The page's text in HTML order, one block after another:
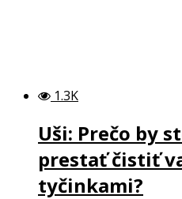
1.3K
Uši: Prečo by
prestať čistiť
tyčinkami?